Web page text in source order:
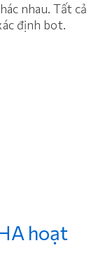
nhau. Tất cả
định bot.
hoạt